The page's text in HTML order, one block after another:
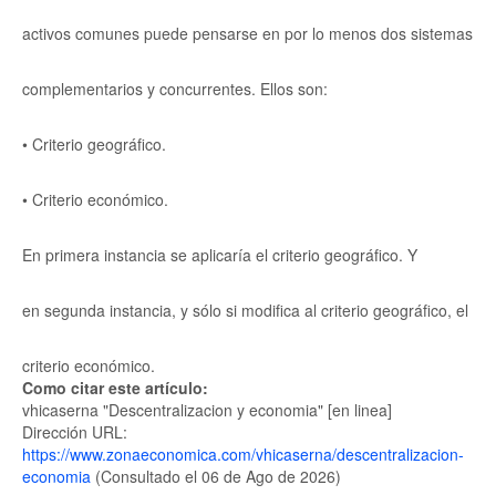
activos comunes puede pensarse en por lo menos dos sistemas
complementarios y concurrentes. Ellos son:
• Criterio geográfico.
• Criterio económico.
En primera instancia se aplicaría el criterio geográfico. Y
en segunda instancia, y sólo si modifica al criterio geográfico, el
criterio económico.
Como citar este artículo:
vhicaserna "Descentralizacion y economia" [en linea]
Dirección URL:
https://www.zonaeconomica.com/vhicaserna/descentralizacion-
economia (Consultado el 06 de Ago de 2026)